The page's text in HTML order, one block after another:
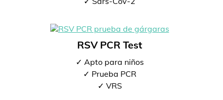
RSV PCR Test
✓ Apto para niños
✓ Prueba PCR
✓ VRS